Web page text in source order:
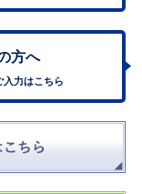
方へ
入力はこちら